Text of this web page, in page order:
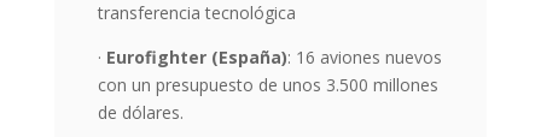
transferencia tecnológica
· Eurofighter (España): 16 aviones nuevos
con un presupuesto de unos 3.500 millones
de dólares.